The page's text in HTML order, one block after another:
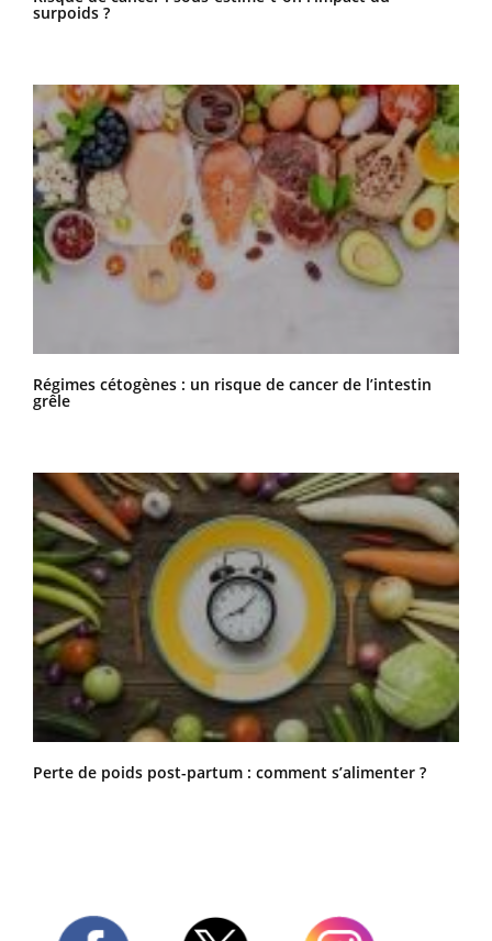
surpoids ?
Régimes cétogènes : un risque de cancer de l’intestin
grêle
Perte de poids post-partum : comment s’alimenter ?